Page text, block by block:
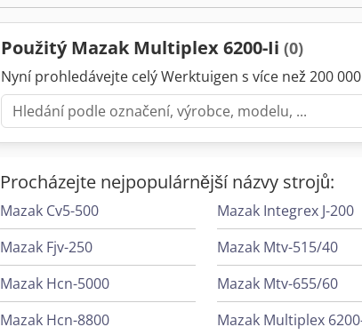
Použitý Mazak Multiplex 6200-Ii (0)
Nyní prohledávejte celý Werktuigen s více než 200
Procházejte nejpopulárnější názvy strojů:
Mazak Cv5-500
Mazak Fjv-250
Mazak Hcn-5000
Mazak Hcn-8800
Mazak Integrex J-200
Mazak Mtv-515/40
Mazak Mtv-655/60
Mazak Multiplex